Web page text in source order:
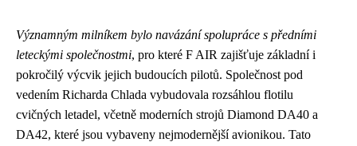
Významným milníkem bylo navázání spolupráce s předními
leteckými společnostmi, pro které F AIR zajišťuje základní i
pokročilý výcvik jejich budoucích pilotů. Společnost pod
vedením Richarda Chlada vybudovala rozsáhlou flotilu
cvičných letadel, včetně moderních strojů Diamond DA40 a
DA42, které jsou vybaveny nejmodernější avionikou. Tato